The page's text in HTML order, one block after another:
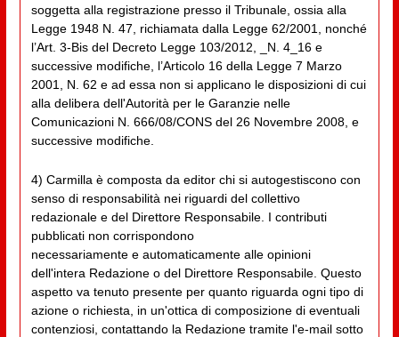
soggetta alla registrazione presso il Tribunale, ossia alla
Legge 1948 N. 47, richiamata dalla Legge 62/2001, nonché
l’Art. 3-Bis del Decreto Legge 103/2012, _N. 4_16 e
successive modifiche, l’Articolo 16 della Legge 7 Marzo
2001, N. 62 e ad essa non si applicano le disposizioni di cui
alla delibera dell'Autorità per le Garanzie nelle
Comunicazioni N. 666/08/CONS del 26 Novembre 2008, e
successive modifiche.
4) Carmilla è composta da editor chi si autogestiscono con
senso di responsabilità nei riguardi del collettivo
redazionale e del Direttore Responsabile. I contributi
pubblicati non corrispondono
necessariamente e automaticamente alle opinioni
dell'intera Redazione o del Direttore Responsabile. Questo
aspetto va tenuto presente per quanto riguarda ogni tipo di
azione o richiesta, in un'ottica di composizione di eventuali
contenziosi, contattando la Redazione tramite l'e-mail sotto